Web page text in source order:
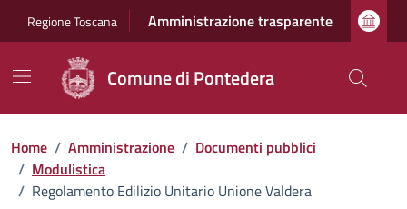
Regione Toscana Amministrazione trasparente
Comune di Pontedera
Home / Amministrazione / Documenti pubblici
/ Modulistica
/ Regolamento Edilizio Unitario Unione Valdera